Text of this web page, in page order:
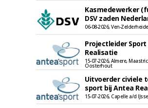
Kasmedewerker
DSV zaden
06-08-2026, Ven-Zelderheide
Projectleider
Realisatie
15-07-2026, Almere,
Oosterhout
Uitvoerder civiele
sport bij Antea
15-07-2026, Capelle a/d